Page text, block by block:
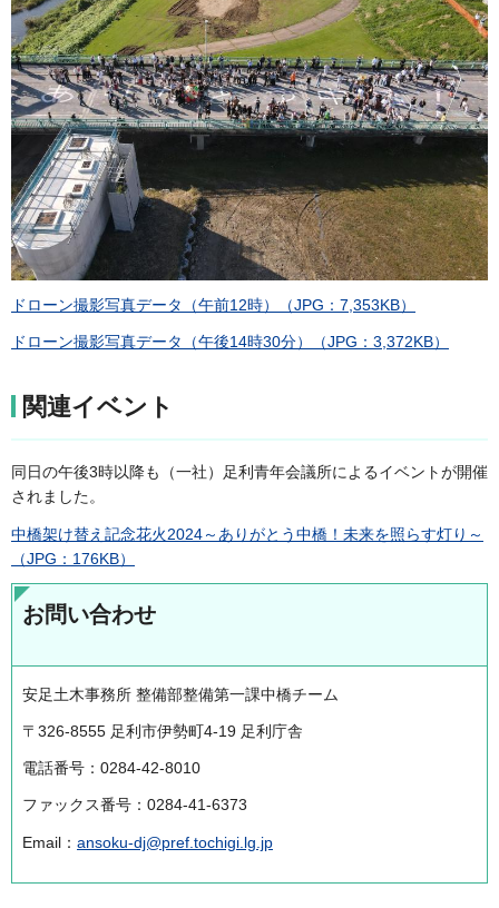
ドローン撮影写真データ（午前12時）（JPG：7,353KB）
ドローン撮影写真データ（午後14時30分）（JPG：3,372KB）
関連イベント
同日の午後3時以降も（一社）足利青年会議所によるイベントが開催
されました。
中橋架け替え記念花火2024～ありがとう中橋！未来を照らす灯り～
（JPG：176KB）
お問い合わせ
安足土木事務所 整備部整備第一課中橋チーム
〒326-8555 足利市伊勢町4-19 足利庁舎
電話番号：0284-42-8010
ファックス番号：0284-41-6373
Email： ansoku-dj@pref.tochigi.lg.jp